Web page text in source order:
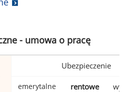
- umowa o pracę
Ubezpieczenie
emerytalne rentowe